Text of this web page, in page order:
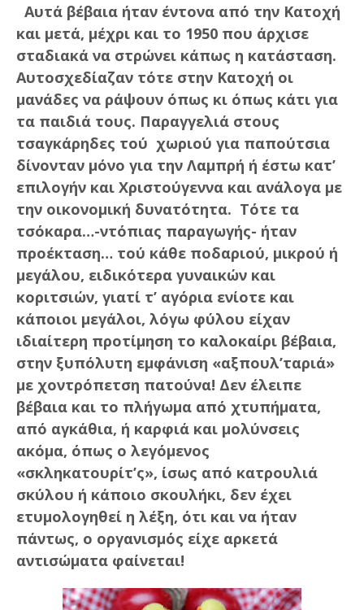
Αυτά βέβαια ήταν έντονα από την Κατοχή
και μετά, μέχρι και το 1950 που άρχισε
σταδιακά να στρώνει κάπως η κατάσταση.
Αυτοσχεδίαζαν τότε στην Κατοχή οι
μανάδες να ράψουν όπως κι όπως κάτι για
τα παιδιά τους. Παραγγελιά στους
τσαγκάρηδες τού χωριού για παπούτσια
δίνονταν μόνο για την Λαμπρή ή έστω κατ’
επιλογήν και Χριστούγεννα και ανάλογα με
την οικονομική δυνατότητα. Τότε τα
τσόκαρα…-ντόπιας παραγωγής- ήταν
προέκταση… τού κάθε ποδαριού, μικρού ή
μεγάλου, ειδικότερα γυναικών και
κοριτσιών, γιατί τ’ αγόρια ενίοτε και
κάποιοι μεγάλοι, λόγω φύλου είχαν
ιδιαίτερη προτίμηση το καλοκαίρι βέβαια,
στην ξυπόλυτη εμφάνιση «αξπουλ’ταριά»
με χοντρόπετση πατούνα! Δεν έλειπε
βέβαια και το πλήγωμα από χτυπήματα,
από αγκάθια, ή καρφιά και μολύνσεις
ακόμα, όπως ο λεγόμενος
«σκληκατουρίτ’ς», ίσως από κατρουλιά
σκύλου ή κάποιο σκουλήκι, δεν έχει
ετυμολογηθεί η λέξη, ότι και να ήταν
πάντως, ο οργανισμός είχε αρκετά
αντισώματα φαίνεται!